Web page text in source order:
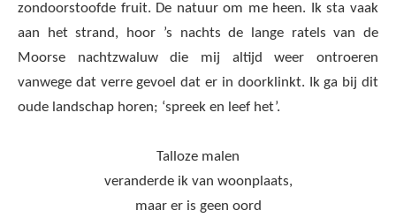
zondoorstoofde fruit. De natuur om me heen. Ik sta vaak
aan het strand, hoor ’s nachts de lange ratels van de
Moorse nachtzwaluw die mij altijd weer ontroeren
vanwege dat verre gevoel dat er in doorklinkt. Ik ga bij dit
oude landschap horen; ‘spreek en leef het’.
Talloze malen
veranderde ik van woonplaats,
maar er is geen oord